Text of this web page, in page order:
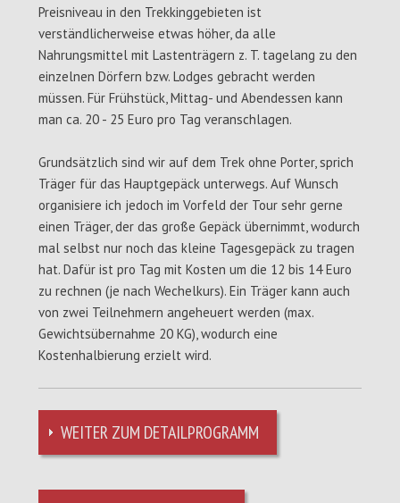
Preisniveau in den Trekkinggebieten ist
verständlicherweise etwas höher, da alle
Nahrungsmittel mit Lastenträgern z. T. tagelang zu den
einzelnen Dörfern bzw. Lodges gebracht werden
müssen. Für Frühstück, Mittag- und Abendessen kann
man ca. 20 - 25 Euro pro Tag veranschlagen.
Grundsätzlich sind wir auf dem Trek ohne Porter, sprich
Träger für das Hauptgepäck unterwegs. Auf Wunsch
organisiere ich jedoch im Vorfeld der Tour sehr gerne
einen Träger, der das große Gepäck übernimmt, wodurch
mal selbst nur noch das kleine Tagesgepäck zu tragen
hat. Dafür ist pro Tag mit Kosten um die 12 bis 14 Euro
zu rechnen (je nach Wechelkurs). Ein Träger kann auch
von zwei Teilnehmern angeheuert werden (max.
Gewichtsübernahme 20 KG), wodurch eine
Kostenhalbierung erzielt wird.
WEITER ZUM DETAILPROGRAMM